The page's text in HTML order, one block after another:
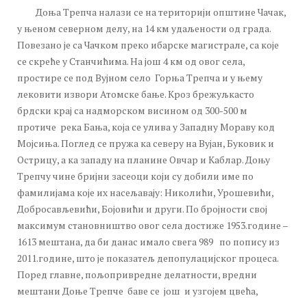
Доња Трепча налази се на територији општине Чачак,
у њеном северном делу, на 14 км удаљености од града.
Повезано је са Чачком преко ибарске магистрале, са које
се скреће у Станчићима. На још 4 км од овог села,
простире се под Вујном село Горња Трепча и у њему
лековити извори Атомске бање. Кроз брежуљкасто
брдски крај са надморском висином од 300-500 м
протиче река Бања, која се улива у Западну Мораву код
Мојсиња. Поглед се пружа ка северу на Вујан, Буковик и
Острицу, а ка западу на планине Овчар и Каблар. Доњу
Трепчу чине бријни засеоци који су добили име по
фамилијама које их насељавају: Николићи, Урошевићи,
Добросављевићи, Бојовићи и други. По бројности свој
максимум становништво овог села достиже 1953.године –
1613 мештана, да би данас имало свега 989 по попису из
2011.године, што је показатељ депопулацијског процеса.
Поред главне, пољопривредне делатности, вредни
мештани Доње Трепче баве се још и узгојем цвећа,